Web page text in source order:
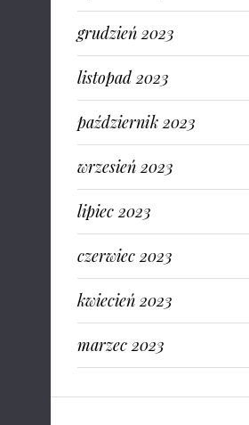
grudzień 2023
listopad 2023
październik 2023
wrzesień 2023
lipiec 2023
czerwiec 2023
kwiecień 2023
marzec 2023